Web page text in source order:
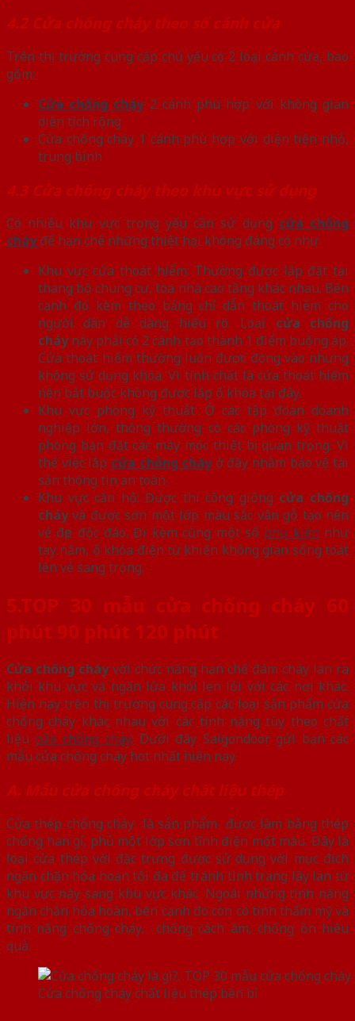
4.2 Cửa chống cháy theo số cánh cửa
Trên thị trường cung cấp chủ yếu có 2 loại cánh cửa, bao
gồm:
Cửa chống cháy2 cánh phù hợp với không gian
diện tích rộng
Cửa chống cháy 1 cánh phù hợp với diện tiện nhỏ,
trung bình
4.3 Cửa chống cháy theo khu vực sử dụng
Có nhiều khu vực trọng yếu cần sử dụng cửa chống
cháy để hạn chế những thiệt hại không đáng có như:
Khu vực cửa thoát hiểm: Thường được lắp đặt tại
thang bộ chung cư, tòa nhà cao tầng khác nhau. Bên
cạnh đó kèm theo bảng chỉ dẫn thoát hiểm cho
người dân dễ dàng hiểu rõ. Loại cửa chống
cháynày phải có 2 cánh tạo thành 1 điểm buồng áp.
Cửa thoát hiểm thường luôn được đóng vào nhưng
không sử dụng khóa. Vì tính chất là cửa thoát hiểm
nên bắt buộc không được lắp ổ khóa tại đây.
Khu vực phòng kỹ thuật: Ở các tập đoàn doanh
nghiệp lớn, thông thường có các phòng kỹ thuật
phòng bạn đặt các máy móc thiết bị quan trọng. Vì
thế việc lắp cửa chống cháyở đây nhằm bảo vệ tài
sản thông tin an toàn.
Khu vực căn hộ: Được thi công giống cửa chống
cháyvà được sơn một lớp màu sắc vân gỗ tạo nên
vẻ đẹp độc đáo. Đi kèm cũng một số phụ kiện như
tay nắm, ổ khóa điện từ khiến không gian sống toát
lên vẻ sang trọng.
5.TOP 30 mẫu cửa chống cháy 60
phút 90 phút 120 phút
Cửa chống cháyvới chức năng hạn chế đám cháy lan ra
khỏi khu vực và ngăn lửa khói len lỏi với các nơi khác.
Hiện nay trên thị trường cung cấp các loại sản phẩm cửa
chống cháy khác nhau với các tính năng tùy theo chất
liệucửa chống cháy. Dưới đây Saigondoor gửi bạn các
mẫu cửa chống cháy hot nhất hiện nay.
A. Mẫu cửa chống cháy chất liệu thép
Cửa thép chống cháy là sản phẩm được làm bằng thép
chống han gỉ, phủ một lớp sơn tĩnh điện một màu. Đây là
loại cửa thép với đặc trưng được sử dụng với mục đích
ngăn chặn hỏa hoạn tối đa để tránh tình trang lây lan từ
khu vực này sang khu vực khác. Ngoài những tính năng
ngăn chặn hỏa hoàn, bên cạnh đó còn có tính thẩm mỹ và
tính năng chống cháy, chống cách âm, chống ồn hiệu
quả.
Cửa chống cháy chất liệu thép bền bỉ